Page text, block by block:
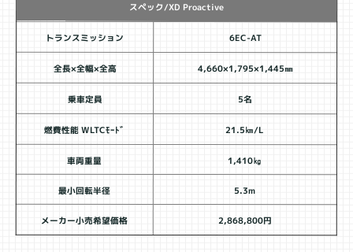
スペック/XD Proactive
トランスミッション 6EC-AT
全長×全幅×全高 4,660×1,795×1,445㎜
乗車定員 5名
燃費性能 WLTCﾓｰﾄﾞ 21.5㎞/L
車両重量 1,410㎏
最小回転半径 5.3m
メーカー小売希望価格 2,868,800円